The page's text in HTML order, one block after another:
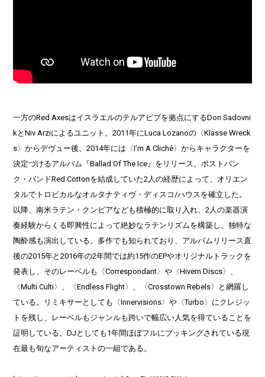
一方のRed Axesはイスラエルのテルアビブを拠点にするDori Sadovni
kとNiv Arziによるユニット。2011年にLuca Lozanoの〈Klasse Wreck
s〉からデヴュー後、2014年には〈I’m A Cliché〉からキャラクターを
決定づけるアルバム『Ballad Of The Ice』をリリース。ポストパン
ク・バンドRed Cottonを結成していた2人の経歴によって、オリエン
タルでトロピカルなオルタナティヴ・ディスコ/ハウスを確立した。
以降、南米ラテン・クンビアなども積極的に取り入れ、2人の楽器演
奏経験からくる即興性によって絶妙なラテンリズムを構築し、独特な
陶酔感も演出している。多作でも知られており、アルバムリリース直
後の2015年と2016年の2年間では約15作のEPやオリジナルトラックを
発表し、そのレーベルも〈Correspondant〉や〈Hivern Discs〉、
〈Multi Culti〉、〈Endless Flight〉、〈Crosstown Rebels〉と網羅し
ている。リミキサーとしても〈Innervisions〉や〈Turbo〉にクレジッ
トを残し、レーベルもジャンルも跨いで幅広い人気を得ていることを
証明している。DJとしても1年間ほぼフルにブッキングされている現
在最も旬なアーティストの一組である。